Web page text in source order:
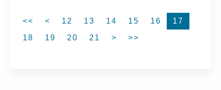
<< < 12 13 14 15 16
17
18
19 20 21 > >>